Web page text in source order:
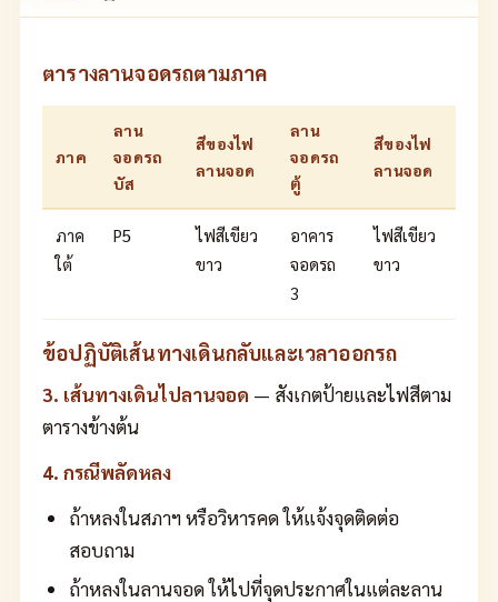
ตารางลานจอดรถตามภาค
ภาค
ลาน
จอดรถ
บัส
สีของไฟ
ลานจอด
ลาน
จอดรถ
ตู้
สีของไฟ
ลานจอด
ภาค
ใต้
P5
ไฟสีเขียว
ขาว
อาคาร
จอดรถ
3
ไฟสีเขียว
ขาว
ข้อปฏิบัติเส้นทางเดินกลับและเวลาออกรถ
3. เส้นทางเดินไปลานจอด — สังเกตป้ายและไฟสีตาม
ตารางข้างต้น
4. กรณีพลัดหลง
ถ้าหลงในสภาฯ หรือวิหารคด ให้แจ้งจุดติดต่อ
สอบถาม
ถ้าหลงในลานจอด ให้ไปที่จุดประกาศในแต่ละลาน